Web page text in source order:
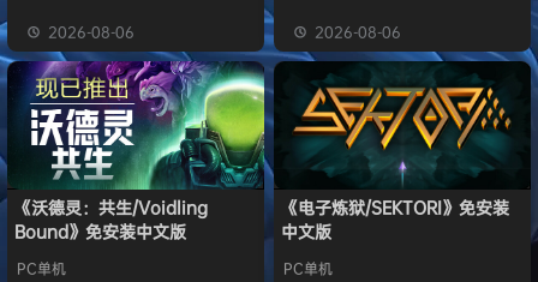
2026-08-06 2026-08-06
《沃德灵：共生/Voidling
Bound》免安装中文版
PC单机
《电子炼狱/SEKTORI》免安装
中文版
PC单机